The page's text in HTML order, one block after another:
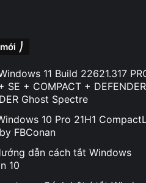
⎠
11 Build 22621.317
SE + COMPACT +
Ghost Spectre
10 Pro 21H1
FBConan
dẫn cách tắt Windows
10